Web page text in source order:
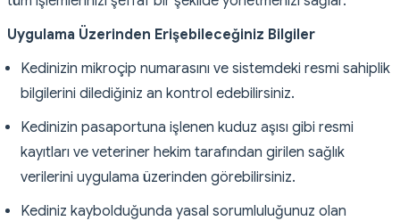
Uygulama Üzerinden Erişebileceğiniz Bilgiler
Kedinizin mikroçip numarasını ve sistemdeki resmi sahiplik
bilgilerini dilediğiniz an kontrol edebilirsiniz.
Kedinizin pasaportuna işlenen kuduz aşısı gibi resmi
kayıtları ve veteriner hekim tarafından girilen sağlık
verilerini uygulama üzerinden görebilirsiniz.
Kediniz kaybolduğunda yasal sorumluluğunuz olan